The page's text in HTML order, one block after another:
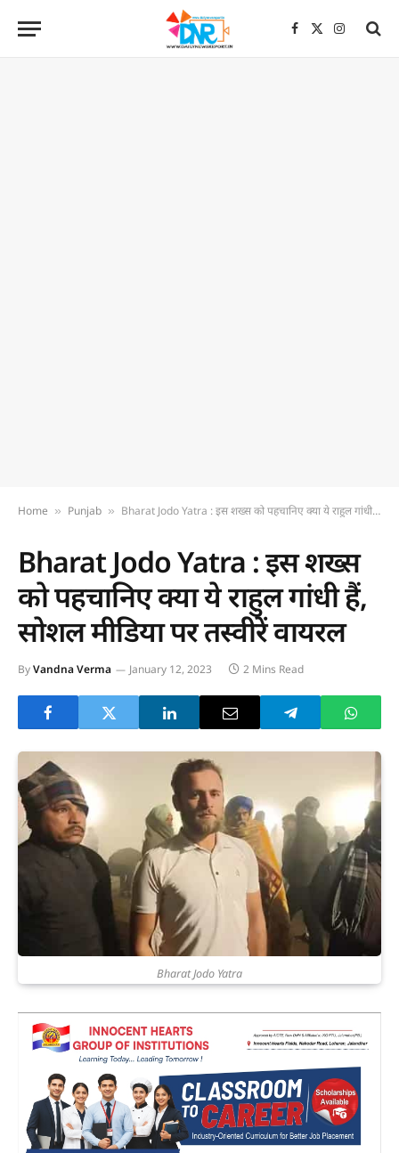
Facebook
X
Home » Punjab » Bharat Jodo Yatra : इस शख्स को पहचानिए क्या ये राहुल गांधी हैं, सोशल मीडिया पर तस्वीरें वायरल
Bharat Jodo Yatra : इस शख्स
को पहचानिए क्या ये राहुल गांधी हैं,
सोशल मीडिया पर तस्वीरें वायरल
ByVandna Verma January 12, 2023 2 Mins Read
Bharat Jodo Yatra